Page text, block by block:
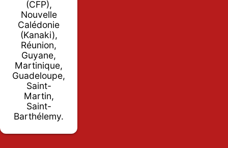
(CFP),
Nouvelle
Calédonie
(Kanaki),
Réunion,
Guyane,
Martinique,
Guadeloupe,
Saint-
Martin,
Saint-
Barthélemy.